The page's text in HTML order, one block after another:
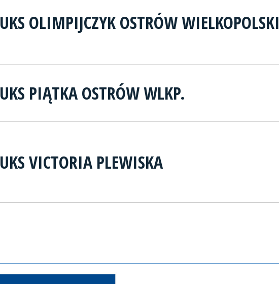
UKS OLIMPIJCZYK OSTRÓW WIELKOPOLSKI
UKS PIĄTKA OSTRÓW WLKP.
UKS VICTORIA PLEWISKA